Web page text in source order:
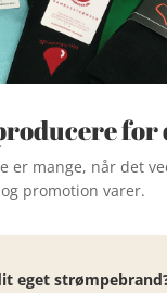
for
er mange, når det
promotion varer.
eget